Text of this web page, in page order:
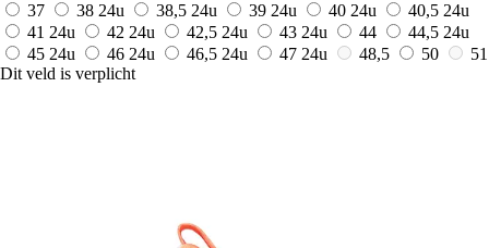
37
38 24u 38,5 24u 39 24u 40 24u 40,5 24u
41 24u 42 24u 42,5 24u 43 24u 44 44,5 24u
45 24u 46 24u 46,5 24u 47 24u 48,5 50
51
Dit veld is verplicht